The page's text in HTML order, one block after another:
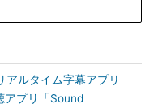
アルタイム字幕アプリ
アプリ「Sound